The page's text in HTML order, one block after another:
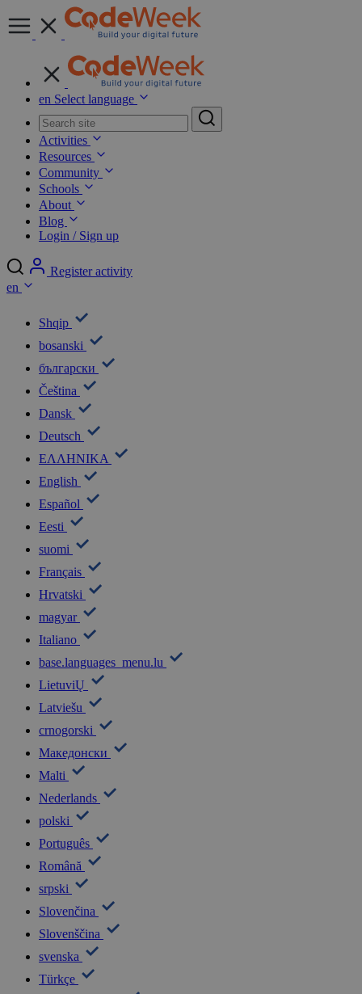
en Select language
Activities
Resources
Community
Schools
About
Blog
Login / Sign up
Register activity
en
Shqip
bosanski
български
Čeština
Dansk
Deutsch
ΕΛΛΗΝΙΚΑ
English
Español
Eesti
suomi
Français
Hrvatski
magyar
Italiano
base.languages_menu.lu
LietuviŲ
Latviešu
crnogorski
Македонски
Malti
Nederlands
polski
Português
Română
srpski
Slovenčina
Slovenščina
svenska
Türkçe